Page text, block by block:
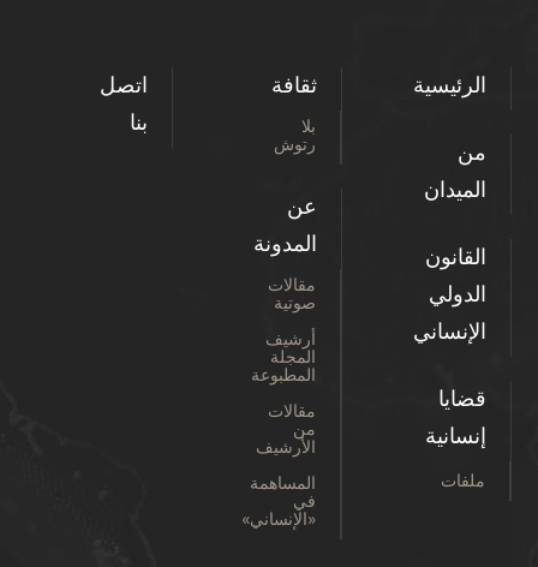
الرئيسية
من
الميدان
القانون
الدولي
الإنساني
قضايا
إنسانية
ملفات
ثقافة
بلا
رتوش
عن
المدونة
مقالات
صوتية
أرشيف
المجلة
المطبوعة
مقالات
من
الأرشيف
المساهمة
في
«الإنساني»
اتصل
بنا